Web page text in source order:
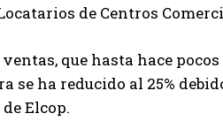
de Centros
que hasta hace pocos
ha reducido al 25%
Elcop.